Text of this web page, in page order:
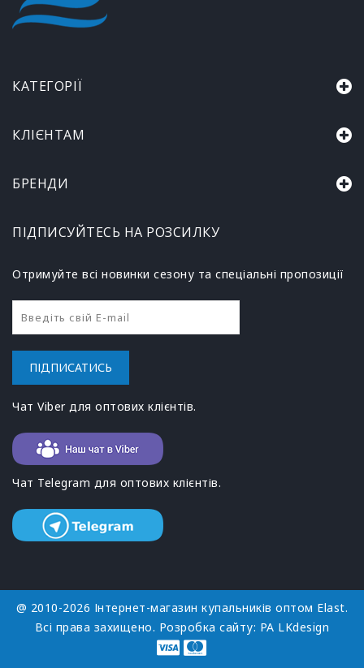
КАТЕГОРІЇ
КЛІЄНТАМ
БРЕНДИ
ПІДПИСУЙТЕСЬ НА РОЗСИЛКУ
Отримуйте всі новинки сезону та спеціальні пропозиції
ПІДПИСАТИСЬ
Чат Viber для оптових клієнтів.
Чат Telegram для оптових клієнтів.
@ 2010-2026 Інтернет-магазин купальників оптом Elast.
Всі права захищено. Розробка сайту: РА LKdesign